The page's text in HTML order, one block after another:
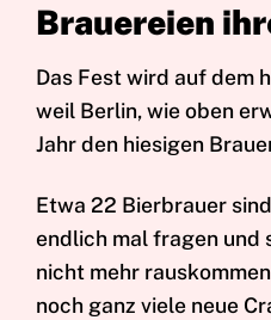
Brauereien
Das Fest wird auf dem
weil Berlin, wie oben
Jahr den hiesigen
Etwa 22 Bierbrauer
endlich mal fragen und
nicht mehr
noch ganz viele neue